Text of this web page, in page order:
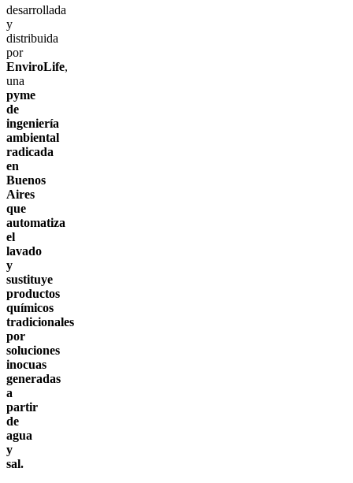
desarrollada
y
distribuida
por
EnviroLife,
una
pyme
de
ingeniería
ambiental
radicada
en
Buenos
Aires
que
automatiza
el
lavado
y
sustituye
productos
químicos
tradicionales
por
soluciones
inocuas
generadas
a
partir
de
agua
y
sal.